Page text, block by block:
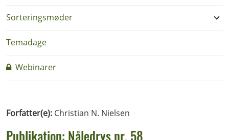
Sorteringsmøder
Temadage
Webinarer
Forfatter(e): Christian N. Nielsen
Publikation: Nåledrys nr. 58